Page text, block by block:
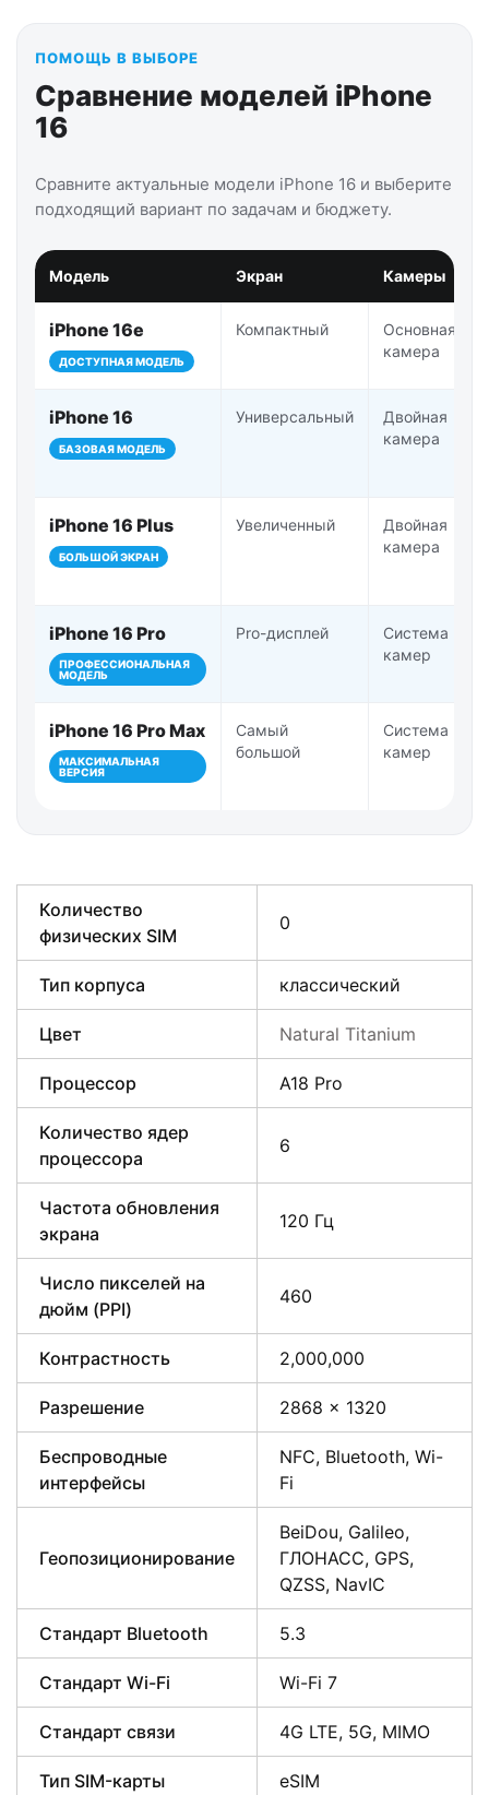
ПОМОЩЬ В ВЫБОРЕ
Сравнение моделей iPhone
16
Сравните актуальные модели iPhone 16 и выберите
подходящий вариант по задачам и бюджету.
Модель Экран Камеры
iPhone 16e
ДОСТУПНАЯ МОДЕЛЬ
Компактный
Основная
камера
iPhone 16
БАЗОВАЯ МОДЕЛЬ
Универсальный
Двойная
камера
iPhone 16 Plus
БОЛЬШОЙ ЭКРАН
Увеличенный
Двойная
камера
iPhone 16 Pro
ПРОФЕССИОНАЛЬНАЯ
МОДЕЛЬ
Pro-дисплей
Система Pro-
камер
iPhone 16 Pro Max
МАКСИМАЛЬНАЯ
ВЕРСИЯ
Самый
большой
Система Pro-
камер
Количество
физических SIM
0
Тип корпуса классический
Цвет Natural Titanium
Процессор A18 Pro
Количество ядер
процессора
6
Частота обновления
экрана
120 Гц
Число пикселей на
дюйм (PPI)
460
Контрастность 2,000,000
Разрешение 2868 x 1320
Беспроводные
интерфейсы
NFC, Bluetooth, Wi-
Fi
Геопозиционирование
BeiDou, Galileo,
ГЛОНАСС, GPS,
QZSS, NavIC
Стандарт Bluetooth 5.3
Стандарт Wi-Fi Wi-Fi 7
Стандарт связи 4G LTE, 5G, MIMO
Тип SIM-карты eSIM